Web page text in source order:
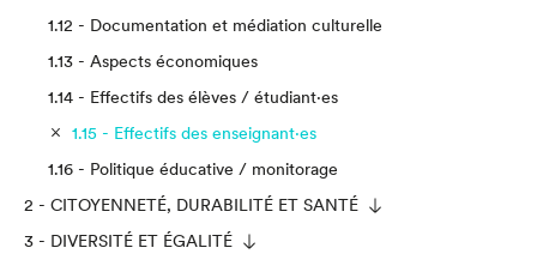
1.12 - Documentation et médiation culturelle
1.13 - Aspects économiques
1.14 - Effectifs des élèves / étudiant·es
1.15 - Effectifs des enseignant·es
1.16 - Politique éducative / monitorage
2 - CITOYENNETÉ, DURABILITÉ ET SANTÉ
3 - DIVERSITÉ ET ÉGALITÉ